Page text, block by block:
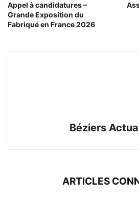
Appel à candidatures –
Grande Exposition du
Fabriqué en France 2026
Béziers
ARTICLES